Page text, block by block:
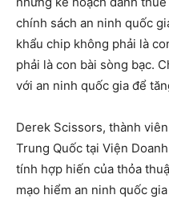
chính sách an ninh quốc
khẩu chip không phải là
phải là con bài sòng bạc.
với an ninh quốc gia để
Derek Scissors, thành
Trung Quốc tại Viện
tính hợp hiến của thỏa
mạo hiểm an ninh quốc